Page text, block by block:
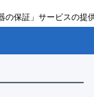
の保証」サービスの提